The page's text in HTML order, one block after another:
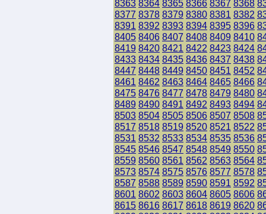
8363 8364 8365 8366 8367 8368
8377 8378 8379 8380 8381 8382
8391 8392 8393 8394 8395 8396
8405 8406 8407 8408 8409 8410
8419 8420 8421 8422 8423 8424
8433 8434 8435 8436 8437 8438
8447 8448 8449 8450 8451 8452
8461 8462 8463 8464 8465 8466
8475 8476 8477 8478 8479 8480
8489 8490 8491 8492 8493 8494
8503 8504 8505 8506 8507 8508
8517 8518 8519 8520 8521 8522
8531 8532 8533 8534 8535 8536
8545 8546 8547 8548 8549 8550
8559 8560 8561 8562 8563 8564
8573 8574 8575 8576 8577 8578
8587 8588 8589 8590 8591 8592
8601 8602 8603 8604 8605 8606
8615 8616 8617 8618 8619 8620